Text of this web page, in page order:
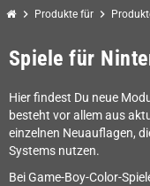
chevron_right Produkte für chevron_right
Spiele für
Hier findest Du neue
besteht vor allem aus
einzelnen Neuauflagen,
Systems nutzen.
Bei Game-Boy-Color-